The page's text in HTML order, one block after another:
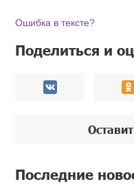
Ошибка в тексте?
Поделиться и
Последние